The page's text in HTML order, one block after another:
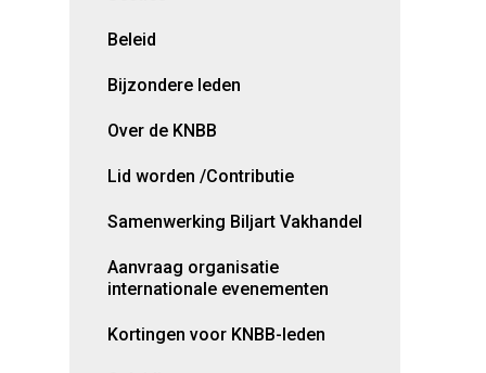
Beleid
Bijzondere leden
Over de KNBB
Lid worden /Contributie
Samenwerking Biljart Vakhandel
Aanvraag organisatie
internationale evenementen
Kortingen voor KNBB-leden